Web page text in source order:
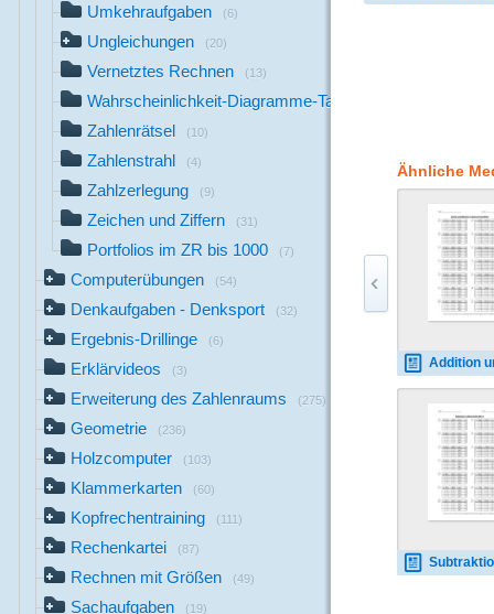
Umkehraufgaben (6)
Ungleichungen (20)
Vernetztes Rechnen (13)
Wahrscheinlichkeit-Diagramme-Tabellen
Zahlenrätsel (10)
Zahlenstrahl (4)
Zahlzerlegung (9)
Zeichen und Ziffern (31)
Portfolios im ZR bis 1000 (7)
Computerübungen (54)
Denkaufgaben - Denksport (32)
Ergebnis-Drillinge (6)
Erklärvideos (3)
Erweiterung des Zahlenraums (275)
Geometrie (236)
Holzcomputer (103)
Klammerkarten (60)
Kopfrechentraining (111)
Rechenkartei (87)
Rechnen mit Größen (49)
Sachaufgaben (19)
Ähnliche
Addition und
Subtraktion H Z